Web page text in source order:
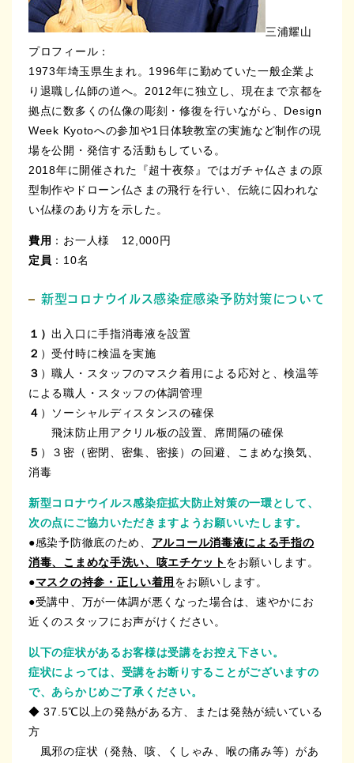
三浦耀山
プロフィール：
1973年埼玉県生まれ。1996年に勤めていた一般企業よ
り退職し仏師の道へ。2012年に独立し、現在まで京都を
拠点に数多くの仏像の彫刻・修復を行いながら、Design
Week Kyotoへの参加や1日体験教室の実施など制作の現
場を公開・発信する活動もしている。
2018年に開催された『超十夜祭』ではガチャ仏さまの原
型制作やドローン仏さまの飛行を行い、伝統に囚われな
い仏様のあり方を示した。
費用 ：お一人様 12,000円
定員 ：10名
新型コロナウイルス感染症感染予防対策について
１）出入口に手指消毒液を設置
２ ）受付時に検温を実施
３ ）職人・スタッフのマスク着用による応対と、検温等
による職人・スタッフの体調管理
４ ）ソーシャルディスタンスの確保
飛沫防止用アクリル板の設置、席間隔の確保
５ ）３密（密閉、密集、密接）の回避、こまめな換気、
消毒
新型コロナウイルス感染症拡大防止対策の一環として、
次の点にご協力いただきますようお願いいたします。
●感染予防徹底のため、 アルコール消毒液による手指の
消毒、こまめな手洗い、咳エチケット をお願いします。
●マスクの持参・正しい着用 をお願いします。
●受講中、万が一体調が悪くなった場合は、速やかにお
近くのスタッフにお声がけください。
以下の症状があるお客様は受講をお控え下さい。
症状によっては、受講をお断りすることがございますの
で、あらかじめご了承ください。
◆ 37.5℃以上の発熱がある方、または発熱が続いている
方
風邪の症状（発熱、咳、くしゃみ、喉の痛み等）があ